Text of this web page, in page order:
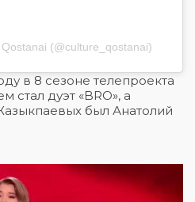
(@culture_qostanai)
в 8 сезоне телепроекта
стал дуэт «BRO», а
был Анатолий